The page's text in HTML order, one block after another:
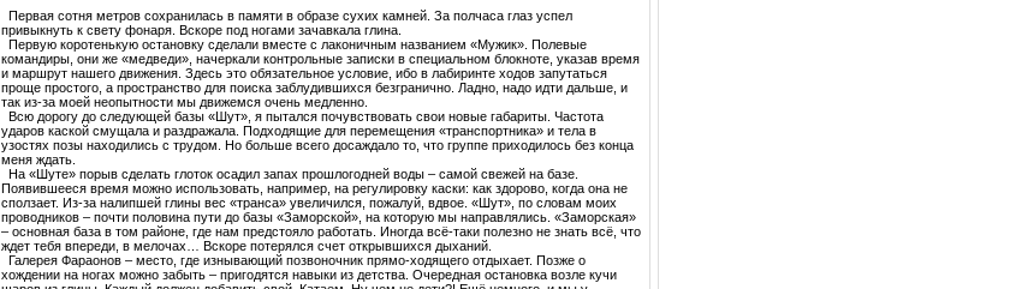
Первая сотня метров сохранилась в памяти в образе сухих камней. За полчаса глаз успел
привыкнуть к свету фонаря. Вскоре под ногами зачавкала глина.
Первую коротенькую остановку сделали вместе с лаконичным названием «Мужик». Полевые
командиры, они же «медведи», начеркали контрольные записки в специальном блокноте, указав время
и маршрут нашего движения. Здесь это обязательное условие, ибо в лабиринте ходов запутаться
проще простого, а пространство для поиска заблудившихся безгранично. Ладно, надо идти дальше, и
так из-за моей неопытности мы движемся очень медленно.
Всю дорогу до следующей базы «Шут», я пытался почувствовать свои новые габариты. Частота
ударов каской смущала и раздражала. Подходящие для перемещения «транспортника» и тела в
узостях позы находились с трудом. Но больше всего досаждало то, что группе приходилось без конца
меня ждать.
На «Шуте» порыв сделать глоток осадил запах прошлогодней воды – самой свежей на базе.
Появившееся время можно использовать, например, на регулировку каски: как здорово, когда она не
сползает. Из-за налипшей глины вес «транса» увеличился, пожалуй, вдвое. «Шут», по словам моих
проводников – почти половина пути до базы «Заморской», на которую мы направлялись. «Заморская»
– основная база в том районе, где нам предстояло работать. Иногда всё-таки полезно не знать всё, что
ждет тебя впереди, в мелочах… Вскоре потерялся счет открывшихся дыханий.
Галерея Фараонов – место, где изнывающий позвоночник прямо-ходящего отдыхает. Позже о
хождении на ногах можно забыть – пригодятся навыки из детства. Очередная остановка возле кучи